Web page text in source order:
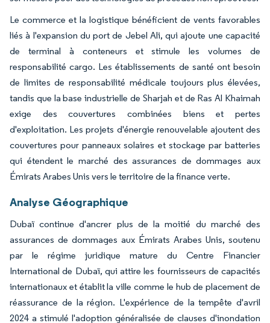
Le commerce et la logistique bénéficient de vents favorables
liés à l'expansion du port de Jebel Ali, qui ajoute une capacité
de terminal à conteneurs et stimule les volumes de
responsabilité cargo. Les établissements de santé ont besoin
de limites de responsabilité médicale toujours plus élevées,
tandis que la base industrielle de Sharjah et de Ras Al Khaimah
exige des couvertures combinées biens et pertes
d'exploitation. Les projets d'énergie renouvelable ajoutent des
couvertures pour panneaux solaires et stockage par batteries
qui étendent le marché des assurances de dommages aux
Émirats Arabes Unis vers le territoire de la finance verte.
Analyse Géographique
Dubaï continue d'ancrer plus de la moitié du marché des
assurances de dommages aux Émirats Arabes Unis, soutenu
par le régime juridique mature du Centre Financier
International de Dubaï, qui attire les fournisseurs de capacités
internationaux et établit la ville comme le hub de placement de
réassurance de la région. L'expérience de la tempête d'avril
2024 a stimulé l'adoption généralisée de clauses d'inondation